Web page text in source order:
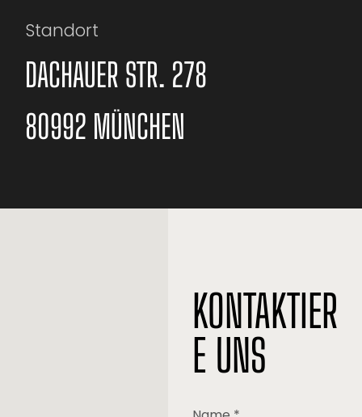
Standort
DACHAUER STR. 278
80992 MÜNCHEN
KONTAKTIER
E UNS